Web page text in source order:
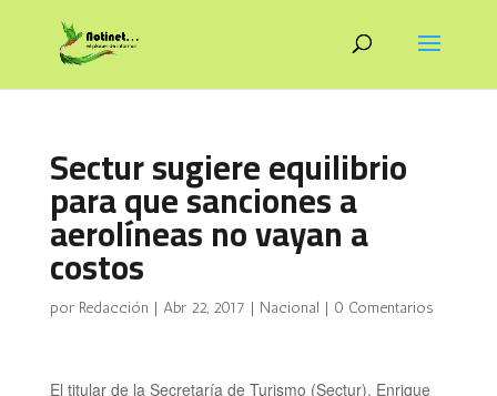
Sectur sugiere equilibrio
para que sanciones a
aerolíneas no vayan a
costos
por Redacción | Abr 22, 2017 | Nacional | 0 Comentarios
El titular de la Secretaría de Turismo (Sectur), Enrique